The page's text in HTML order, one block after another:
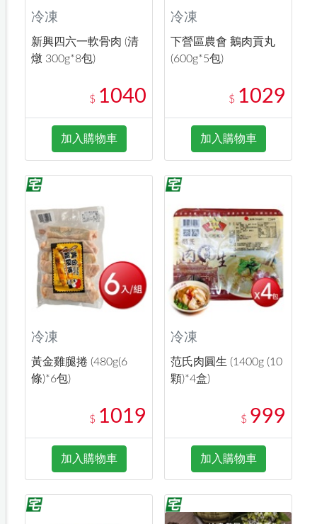
冷凍
新興四六一軟骨肉 (清
燉 300g*8包)
$ 1040
加入購物車
冷凍
下營區農會 鵝肉貢丸
(600g*5包)
$ 1029
加入購物車
冷凍
黃金雞腿捲 (480g(6
條)*6包)
$ 1019
加入購物車
冷凍
范氏肉圓生 (1400g (10
顆)*4盒)
$ 999
加入購物車